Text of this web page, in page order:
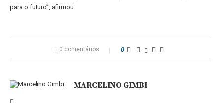
para o futuro”, afirmou.
0 comentários 0
MARCELINO GIMBI